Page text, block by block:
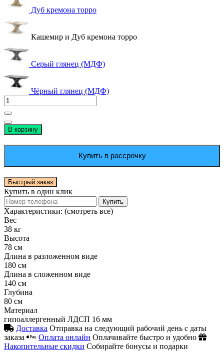
Дуб кремона торро
Кашемир и Дуб кремона торро
Серый глянец (МДФ)
Чёрный глянец (МДФ)
В корзину
Купить в рассрочку
Быстрый заказ
Купить в один клик
Купить
Характеристики: (смотреть все)
Вес
38 кг
Высота
78 см
Длина в разложенном виде
180 см
Длина в сложенном виде
140 см
Глубина
80 см
Материал
гипоаллергенный ЛДСП 16 мм
Доставка Отправка на следующий рабочий день с даты
заказа
Оплата онлайн Оплачивайте быстро и удобно
Накопительные скидки Собирайте бонусы и подарки